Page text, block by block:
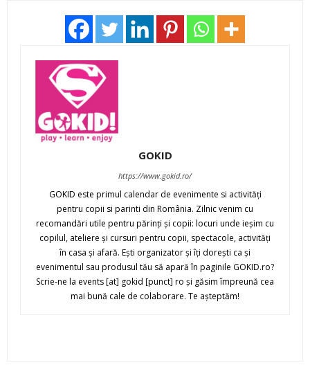
GOKID
https://www.gokid.ro/
GOKID este primul calendar de evenimente si activităţi
pentru copii si parinti din România. Zilnic venim cu
recomandări utile pentru părinţi şi copii: locuri unde ieşim cu
copilul, ateliere şi cursuri pentru copii, spectacole, activităţi
în casa şi afară. Eşti organizator şi îţi doreşti ca şi
evenimentul sau produsul tău să apară în paginile GOKID.ro?
Scrie-ne la events [at] gokid [punct] ro şi găsim împreună cea
mai bună cale de colaborare. Te aşteptăm!